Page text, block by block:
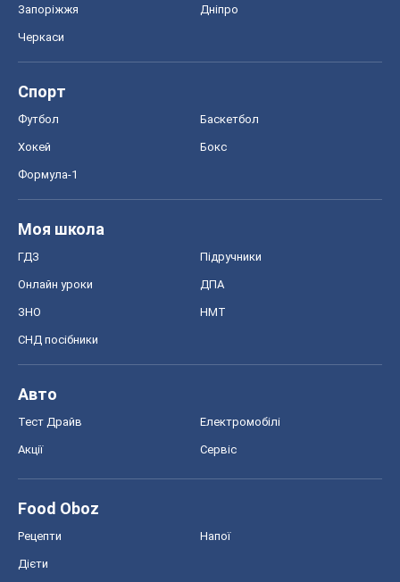
Запоріжжя Дніпро
Черкаси
Спорт
Футбол Баскетбол
Хокей Бокс
Формула-1
Моя школа
ГДЗ Підручники
Онлайн уроки ДПА
ЗНО НМТ
СНД посібники
Авто
Тест Драйв Електромобілі
Акції Сервіс
Food Oboz
Рецепти Напої
Дієти